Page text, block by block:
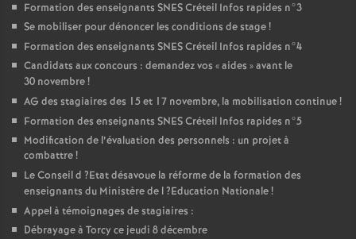
Formation des enseignants SNESCréteil Infos rapides n°3
Se mobiliser pour dénoncer les conditions de stage!
Formation des enseignants SNESCréteil Infos rapides n°4
Candidats aux concours : demandez vos «aides » avant le
30 novembre!
AG des stagiaires des 15 et 17 novembre, la mobilisation continue!
Formation des enseignants SNESCréteil Infos rapides n°5
Modification de l’évaluation des personnels : un projet à
combattre!
Le Conseil d ?Etat désavoue la réforme de la formation des
enseignants du Ministère de l?Education Nationale!
Appel à témoignages de stagiaires :
Débrayage à Torcy ce jeudi 8 décembre